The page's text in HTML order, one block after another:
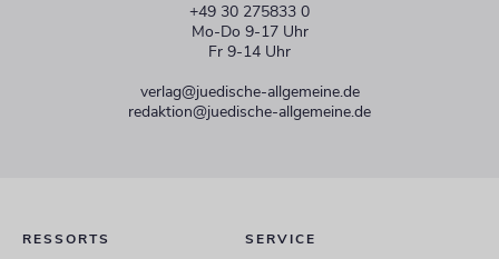
+49 30 275833 0
Mo-Do 9-17 Uhr
Fr 9-14 Uhr
verlag@juedische-allgemeine.de
redaktion@juedische-allgemeine.de
RESSORTS SERVICE